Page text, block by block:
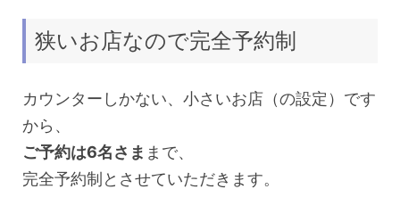
狭いお店なので完全予約制
カウンターしかない、小さいお店（の設定）です
から、
ご予約は6名さま まで、
完全予約制とさせていただきます。